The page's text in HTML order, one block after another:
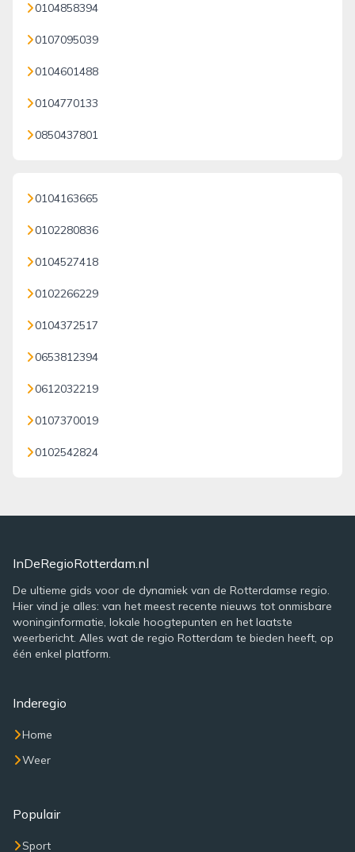
0104858394
0107095039
0104601488
0104770133
0850437801
0104163665
0102280836
0104527418
0102266229
0104372517
0653812394
0612032219
0107370019
0102542824
InDeRegioRotterdam.nl
De ultieme gids voor de dynamiek van de Rotterdamse regio.
Hier vind je alles: van het meest recente nieuws tot onmisbare
woninginformatie, lokale hoogtepunten en het laatste
weerbericht. Alles wat de regio Rotterdam te bieden heeft, op
één enkel platform.
Inderegio
Home
Weer
Populair
Sport